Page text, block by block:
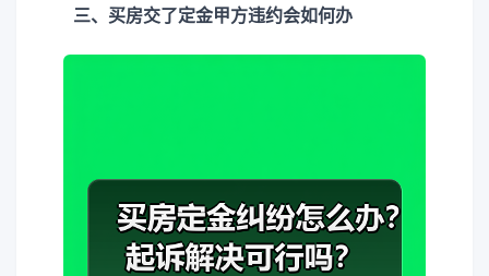
三、买房交了定金甲方违约会如何办